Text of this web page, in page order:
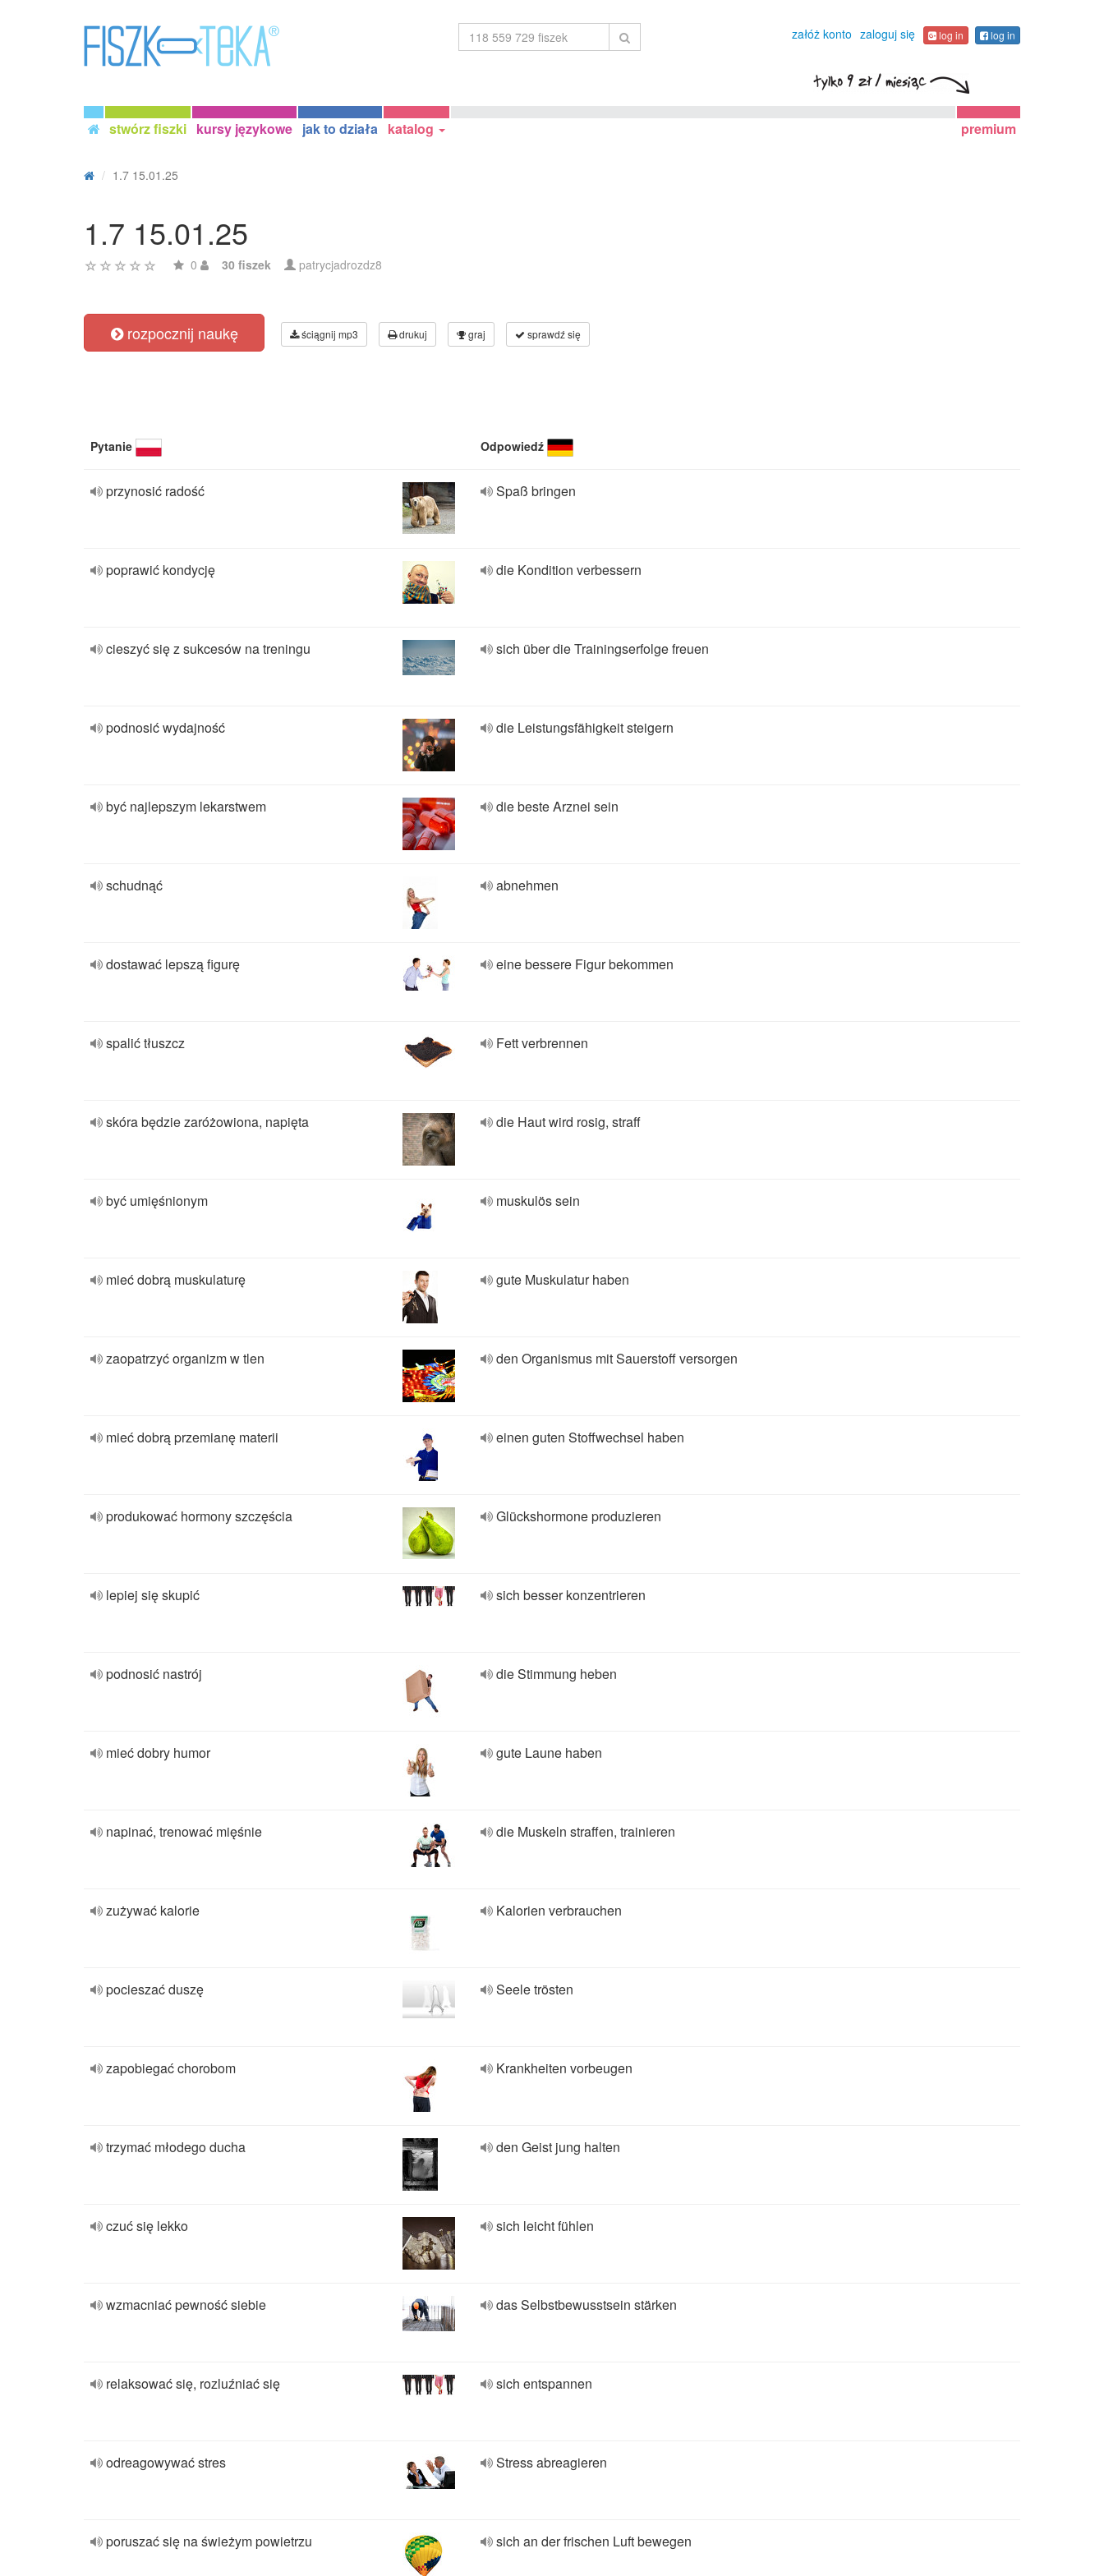
załóż konto zaloguj się log in log in
stwórz fiszki kursy językowe jak to działa katalog premium
1.7 15.01.25
1.7 15.01.25
0 30 fiszek patrycjadrozdz8
rozpocznij naukę ściągnij mp3 drukuj graj sprawdź się
Pytanie Odpowiedź
przynosić radość Spaß bringen
poprawić kondycję die Kondition verbessern
cieszyć się z sukcesów na treningu sich über die Trainingserfolge freuen
podnosić wydajność die Leistungsfähigkeit steigern
być najlepszym lekarstwem die beste Arznei sein
schudnąć abnehmen
dostawać lepszą figurę eine bessere Figur bekommen
spalić tłuszcz Fett verbrennen
skóra będzie zaróżowiona, napięta die Haut wird rosig, straff
być umięśnionym muskulös sein
mieć dobrą muskulaturę gute Muskulatur haben
zaopatrzyć organizm w tlen den Organismus mit Sauerstoff versorgen
mieć dobrą przemianę materii einen guten Stoffwechsel haben
produkować hormony szczęścia Glückshormone produzieren
lepiej się skupić sich besser konzentrieren
podnosić nastrój die Stimmung heben
mieć dobry humor gute Laune haben
napinać, trenować mięśnie die Muskeln straffen, trainieren
zużywać kalorie Kalorien verbrauchen
pocieszać duszę Seele trösten
zapobiegać chorobom Krankheiten vorbeugen
trzymać młodego ducha den Geist jung halten
czuć się lekko sich leicht fühlen
wzmacniać pewność siebie das Selbstbewusstsein stärken
relaksować się, rozluźniać się sich entspannen
odreagowywać stres Stress abreagieren
poruszać się na świeżym powietrzu sich an der frischen Luft bewegen